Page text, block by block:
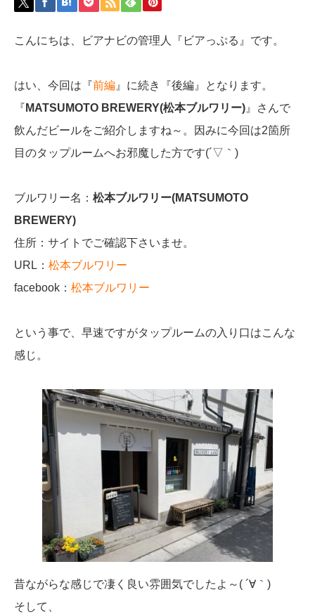
こんにちは、ビアナビの管理人『ビアっぷる』です。
はい、今回は『前編』に続き『後編』となります。
『 MATSUMOTO BREWERY(松本ブルワリー)』さんで
飲んだビールをご紹介しますね～。因みに今回は2箇所
目のタップルームへお邪魔した方です(´▽｀)
ブルワリー名： 松本ブルワリー(MATSUMOTO
BREWERY)
住所：サイトでご確認下さいませ。
URL： 松本ブルワリー
facebook： 松本ブルワリー
という事で、早速ですがタップルームの入り口はこんな
感じ。
昔ながらな感じで凄く良い雰囲気でしたよ～( ´∀｀)
そして、